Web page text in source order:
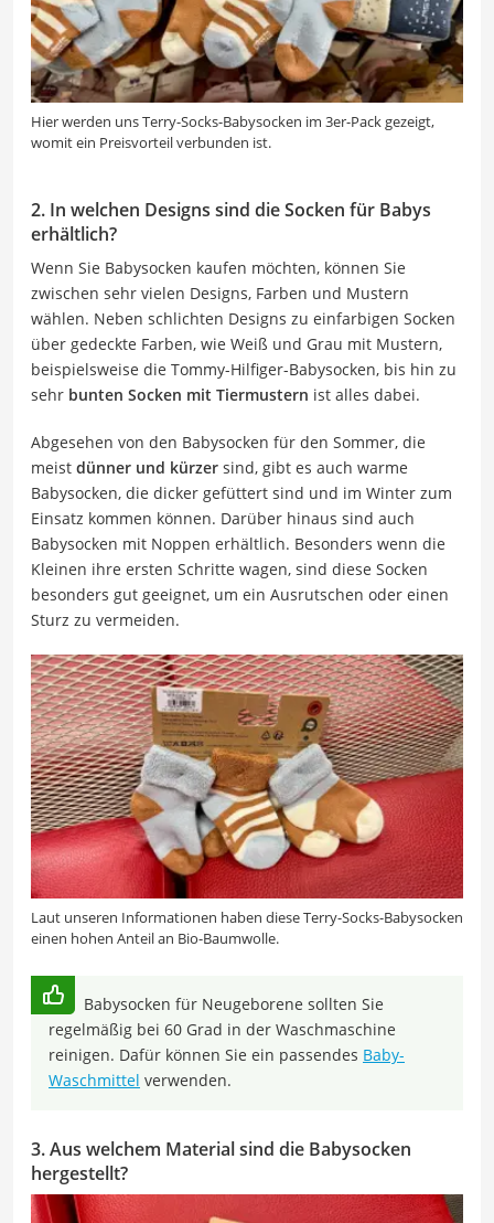
Hier werden uns Terry-Socks-Babysocken im 3er-Pack gezeigt,
womit ein Preisvorteil verbunden ist.
2. In welchen Designs sind die Socken für Babys
erhältlich?
Wenn Sie Babysocken kaufen möchten, können Sie
zwischen sehr vielen Designs, Farben und Mustern
wählen. Neben schlichten Designs zu einfarbigen Socken
über gedeckte Farben, wie Weiß und Grau mit Mustern,
beispielsweise die Tommy-Hilfiger-Babysocken, bis hin zu
sehr bunten Socken mit Tiermustern ist alles dabei.
Abgesehen von den Babysocken für den Sommer, die
meist dünner und kürzer sind, gibt es auch warme
Babysocken, die dicker gefüttert sind und im Winter zum
Einsatz kommen können. Darüber hinaus sind auch
Babysocken mit Noppen erhältlich. Besonders wenn die
Kleinen ihre ersten Schritte wagen, sind diese Socken
besonders gut geeignet, um ein Ausrutschen oder einen
Sturz zu vermeiden.
Laut unseren Informationen haben diese Terry-Socks-Babysocken
einen hohen Anteil an Bio-Baumwolle.
Babysocken für Neugeborene sollten Sie
regelmäßig bei 60 Grad in der Waschmaschine
reinigen. Dafür können Sie ein passendes Baby-
Waschmittel verwenden.
3. Aus welchem Material sind die Babysocken
hergestellt?